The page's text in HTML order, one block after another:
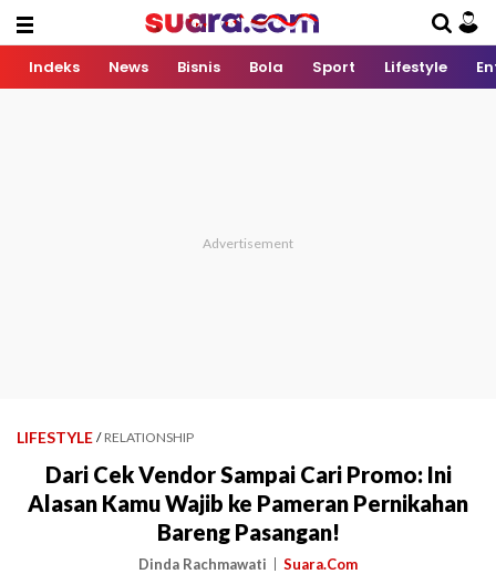
Indeks News Bisnis Bola Sport Lifestyle
LIFESTYLE / RELATIONSHIP
Dari Cek Vendor Sampai Cari Promo: Ini
Alasan Kamu Wajib ke Pameran Pernikahan
Bareng Pasangan!
Dinda Rachmawati Suara.Com